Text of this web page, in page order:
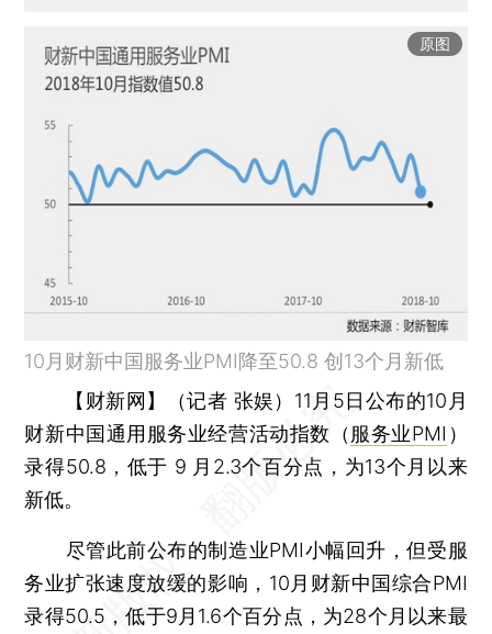
原图
10月财新中国服务业PMI降至50.8 创13个月新低
【财新网】（记者 张娱） 11月5日公布的10月
财新中国通用服务业经营活动指数（ 服务业PMI ）
录得50.8，低于 9 月2.3个百分点，为13个月以来
新低。
尽管此前公布的制造业PMI小幅回升，但受服
务业扩张速度放缓的影响，10月财新中国综合PMI
录得50.5，低于9月1.6个百分点，为28个月以来最